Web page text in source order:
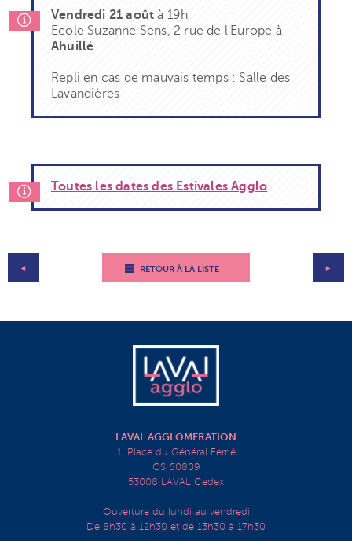
Vendredi 21 août à 19h
Ecole Suzanne Sens, 2 rue de l'Europe à
Ahuillé
Repli en cas de mauvais temps : Salle des
Lavandières
Toutes les dates des Estivales Agglo
RETOUR À LA LISTE
LAVAL AGGLOMÉRATION
1, Place du Général Ferrié
CS 60809
53008 LAVAL Cedex
Ouverture du lundi au vendredi
De 8h30 à 12h30 et de 13h30 à 17h30